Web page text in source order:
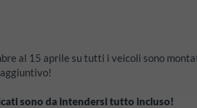
al 15 aprile su tutti i veicoli sono
sono da intendersi tutto incluso!